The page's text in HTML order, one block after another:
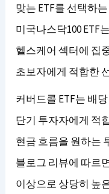
맞는 ETF를 선택하
미국나스닥100 ETF
헬스케어 섹터에 집
초보자에게 적합한
커버드콜 ETF는 배
단기 투자자에게 적
현금 흐름을 원하는
블로그 리뷰에 따르
이상으로 상당히 높